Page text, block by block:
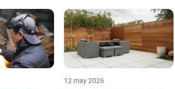
12 may 2026